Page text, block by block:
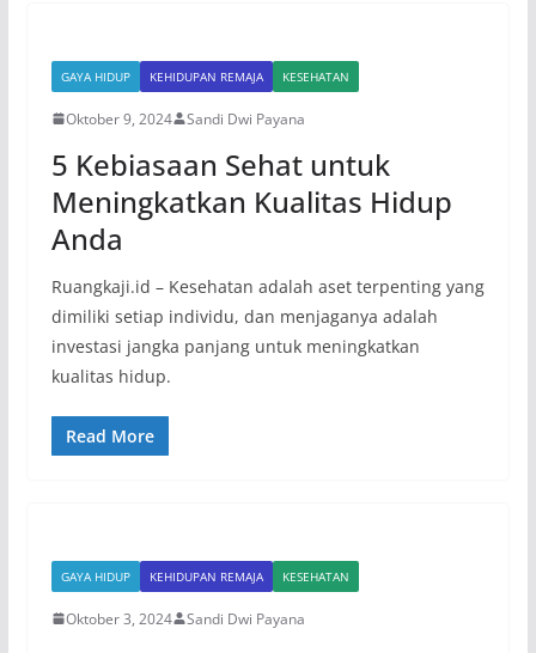
GAYA HIDUP KEHIDUPAN REMAJA KESEHATAN
Oktober 9, 2024 Sandi Dwi Payana
5 Kebiasaan Sehat untuk
Meningkatkan Kualitas Hidup
Anda
Ruangkaji.id – Kesehatan adalah aset terpenting yang
dimiliki setiap individu, dan menjaganya adalah
investasi jangka panjang untuk meningkatkan
kualitas hidup.
Read More
GAYA HIDUP KEHIDUPAN REMAJA KESEHATAN
Oktober 3, 2024 Sandi Dwi Payana